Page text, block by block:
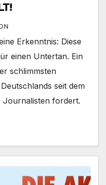
Erkenntnis: Diese
einen Untertan. Ein
schlimmsten
seit dem
Journalisten fordert.